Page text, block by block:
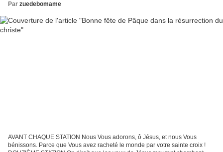
Par zuedebomame
AVANT CHAQUE STATION Nous Vous adorons, ô Jésus, et nous Vous
bénissons. Parce que Vous avez racheté le monde par votre sainte croix !